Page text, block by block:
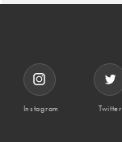
Instagram Twitter